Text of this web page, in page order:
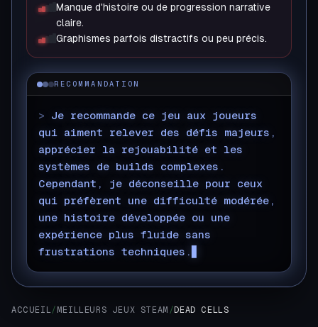
Manque d'histoire ou de progression narrative
claire.
Graphismes parfois distractifs ou peu précis.
RECOMMANDATION
> Je recommande ce jeu aux joueurs
qui aiment relever des défis majeurs,
apprécier la rejouabilité et les
systèmes de builds complexes.
Cependant, je déconseille pour ceux
qui préfèrent une difficulté modérée,
une histoire développée ou une
expérience plus fluide sans
frustrations techniques.
ACCUEIL/ MEILLEURS JEUX STEAM /DEAD CELLS